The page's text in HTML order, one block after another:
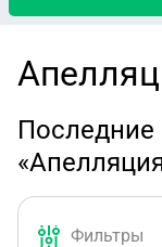
Фильтры